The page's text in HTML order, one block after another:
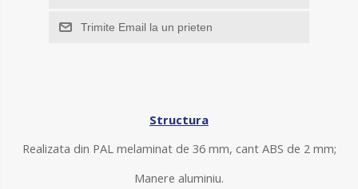
Trimite Email la un prieten
Structura
Realizata din PAL melaminat de 36 mm, cant ABS de 2 mm;
Manere aluminiu.